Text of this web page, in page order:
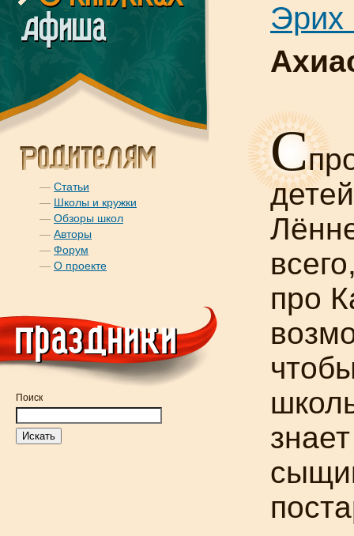
— Статьи
— Школы и кружки
— Обзоры школ
— Авторы
— Форум
— О проекте
Поиск
Эрих
С
про